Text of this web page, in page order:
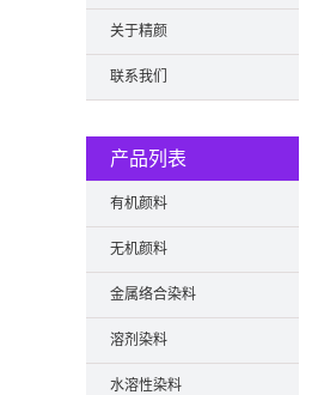
关于精颜
联系我们
产品列表
有机颜料
无机颜料
金属络合染料
溶剂染料
水溶性染料